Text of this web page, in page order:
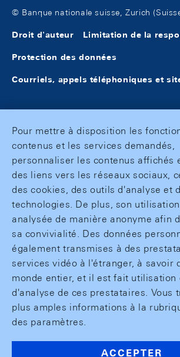
© Banque nationale suisse, Zurich
Droit d'auteur Limitation de la
Protection des données
Courriels, appels téléphoniques et
Pour mettre à disposition les
contenus et les services demandés,
personnaliser les contenus affichés
des liens vers les réseaux sociaux,
des cookies, des outils d'analyse et
technologies. De plus, son
analysée de manière anonyme afin
sa convivialité. Des données
également transmises à des
services vidéo à l'étranger, à savoir
monde entier, et il est fait utilisation
d'analyse de ces prestataires. Vous
plus amples informations à la
des paramètres.
ACCEPTER